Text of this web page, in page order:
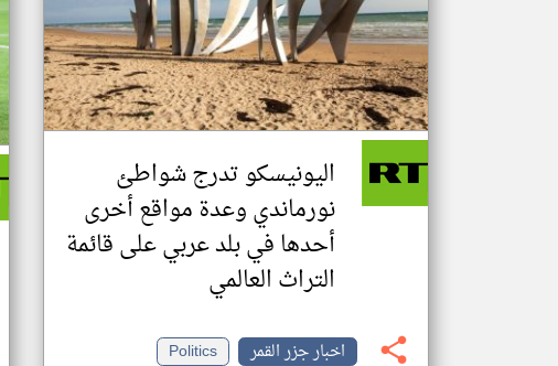
اليونيسكو تدرج شواطئ
نورماندي وعدة مواقع أخرى
أحدها في بلد عربي على قائمة
التراث العالمي
اخبار جزر القمر
Politics